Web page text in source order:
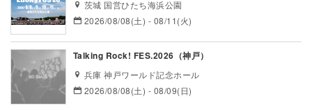
茨城 国営ひたち海浜公園
2026/08/08(土) - 08/11(火)
Talking Rock! FES.2026（神戸）
兵庫 神戸ワールド記念ホール
2026/08/08(土) - 08/09(日)